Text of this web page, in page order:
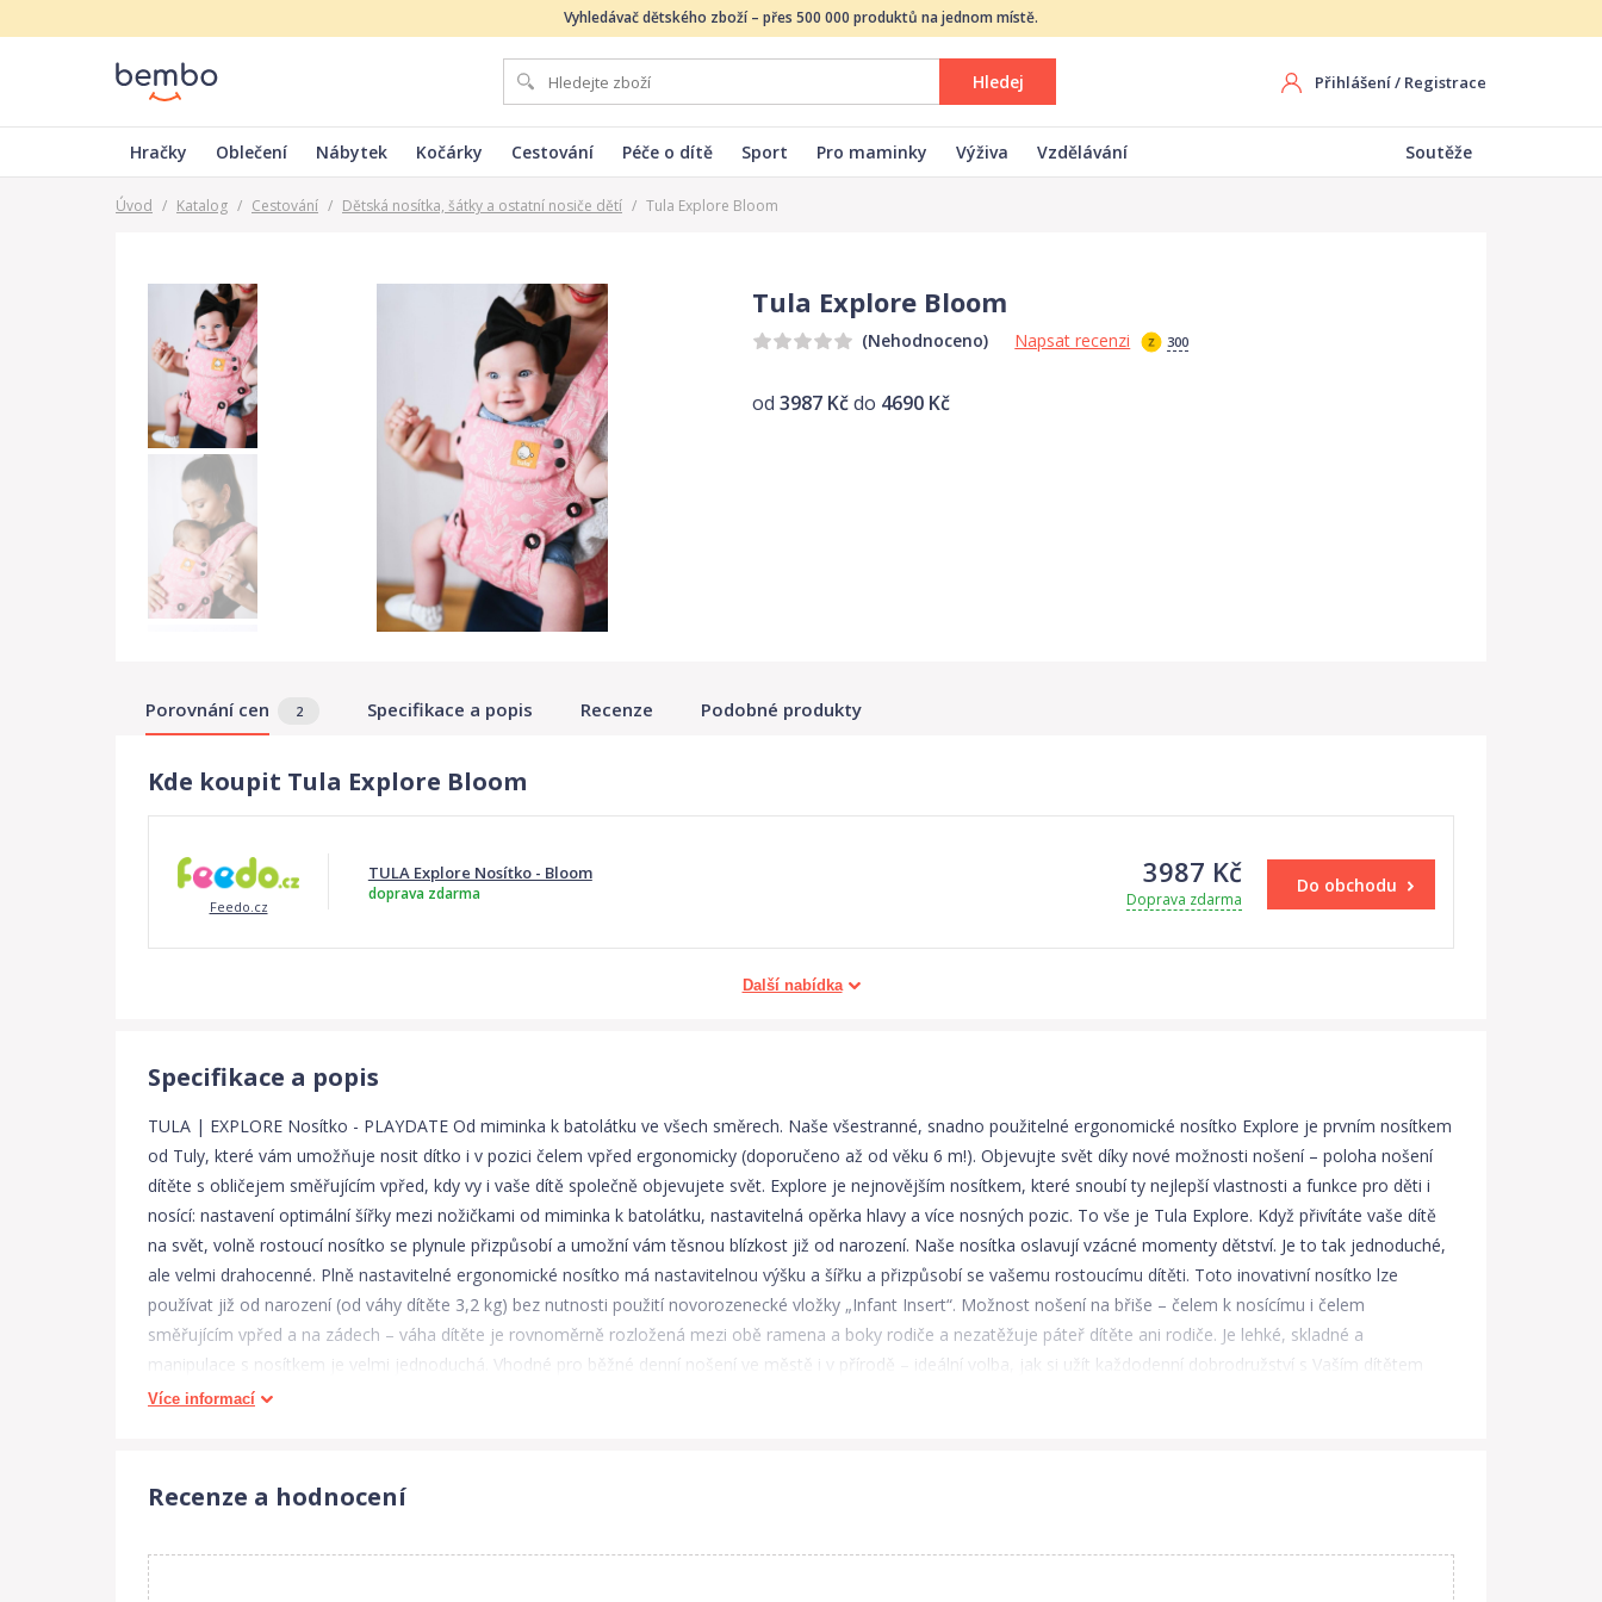
Vyhledávač dětského zboží – přes 500 000 produktů na jednom místě.
Hledej Přihlášení/ Registrace
Hračky Oblečení Nábytek Kočárky Cestování Péče o dítě Sport Pro maminky Výživa Vzdělávání Soutěže
Úvod / Katalog / Cestování / Dětská nosítka, šátky a ostatní nosiče dětí / Tula Explore Bloom
Tula Explore Bloom
(Nehodnoceno) Napsat recenzi 300
od3987 Kčdo 4690 Kč
Porovnání cen 2 Specifikace a popis Recenze Podobné produkty
Kde koupit Tula Explore Bloom
Feedo.cz
TULA Explore Nosítko - Bloom
doprava zdarma
3987 Kč
Doprava zdarma
Do obchodu
Další nabídka
Specifikace a popis
TULA | EXPLORE Nosítko - PLAYDATE Od miminka k batolátku ve všech směrech. Naše všestranné, snadno použitelné ergonomické nosítko Explore je prvním nosítkem
od Tuly, které vám umožňuje nosit dítko i v pozici čelem vpřed ergonomicky (doporučeno až od věku 6 m!). Objevujte svět díky nové možnosti nošení – poloha nošení
dítěte s obličejem směřujícím vpřed, kdy vy i vaše dítě společně objevujete svět. Explore je nejnovějším nosítkem, které snoubí ty nejlepší vlastnosti a funkce pro děti i
nosící: nastavení optimální šířky mezi nožičkami od miminka k batolátku, nastavitelná opěrka hlavy a více nosných pozic. To vše je Tula Explore. Když přivítáte vaše dítě
na svět, volně rostoucí nosítko se plynule přizpůsobí a umožní vám těsnou blízkost již od narození. Naše nosítka oslavují vzácné momenty dětství. Je to tak jednoduché,
ale velmi drahocenné. Plně nastavitelné ergonomické nosítko má nastavitelnou výšku a šířku a přizpůsobí se vašemu rostoucímu dítěti. Toto inovativní nosítko lze
používat již od narození (od váhy dítěte 3,2 kg) bez nutnosti použití novorozenecké vložky „Infant Insert“. Možnost nošení na břiše – čelem k nosícímu i čelem
směřujícím vpřed a na zádech – váha dítěte je rovnoměrně rozložená mezi obě ramena a boky rodiče a nezatěžuje páteř dítěte ani rodiče. Je lehké, skladné a
manipulace s nosítkem je velmi jednoduchá. Vhodné pro běžné denní nošení ve městě i v přírodě – ideální volba, jak si užít každodenní dobrodružství s Vaším dítětem
bez kočárku. Dítě je v bezpečné a pohodlné pozici a rodiče mají svobodu pohybu. Vlastnosti: • Více nosných pozic, které můžete v průběhu vývoje dítěte použít: -
UPOZORNĚNÍ PRO NOŠENÍ ČELEM VPŘED: než začnete vašemu dítku ukazovat svět při pozici obličejem čelem vpřed, ujistěte se, že vaše dítě ovládá krk a hlavičku
samo a brada vyčnívá na horní část panelu. Pozici používejte na kratší časové úseky během dne v klidnějším prostředí. Sledujte dítě, zda nejeví známky rozmrzelosti či
Panel nosítka je nastavitelný v oblasti nožiček ve třech pozicích šířky, což umožňuje ergonomicky pohodlnou a bezpečnou polohu v každé fázi růstu dítěte. Dítě sedí v
Více informací
Recenze a hodnocení